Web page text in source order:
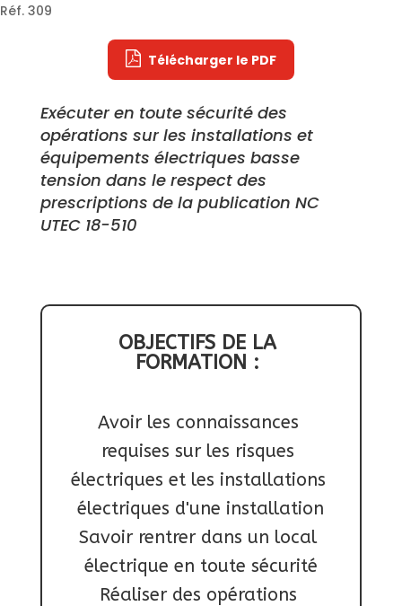
Réf. 309
Télécharger le PDF
Exécuter en toute sécurité des
opérations sur les installations et
équipements électriques basse
tension dans le respect des
prescriptions de la publication NC
UTEC 18-510
OBJECTIFS DE LA
FORMATION :
Avoir les connaissances
requises sur les risques
électriques et les installations
électriques d'une installation
Savoir rentrer dans un local
électrique en toute sécurité
Réaliser des opérations